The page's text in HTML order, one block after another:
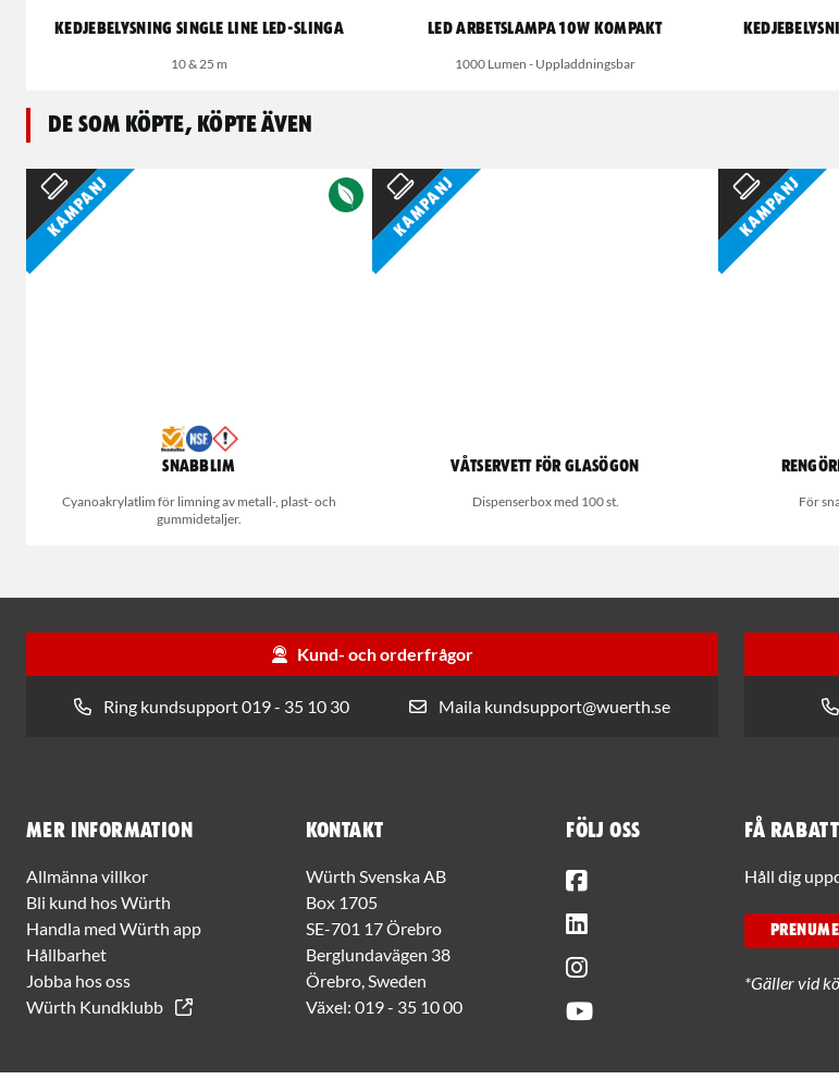
Kedjebelysning Single Line LED-slinga
10 & 25 m
LED Arbetslampa 10W Kompakt
1000 Lumen - Uppladdningsbar
De som köpte, köpte även
Kampanj
Snabblim
Cyanoakrylatlim för limning av metall-, plast- och
gummidetaljer.
Kampanj
Våtservett för glasögon
Dispenserbox med 100 st.
Kampanj
För
Kund- och orderfrågor
Ring kundsupport 019 - 35 10 30 Maila kundsupport@wuerth.se
Mer information
Allmänna villkor
Bli kund hos Würth
Handla med Würth app
Hållbarhet
Jobba hos oss
Würth Kundklubb
Kontakt
Würth Svenska AB
Box 1705
SE-701 17 Örebro
Berglundavägen 38
Örebro, Sweden
Växel: 019 - 35 10 00
Följ oss Få
Håll dig
*Gäller vid